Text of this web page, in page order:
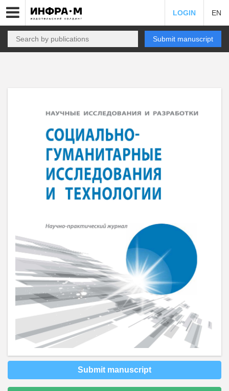
LOGIN EN
Submit manuscript
Submit manuscript